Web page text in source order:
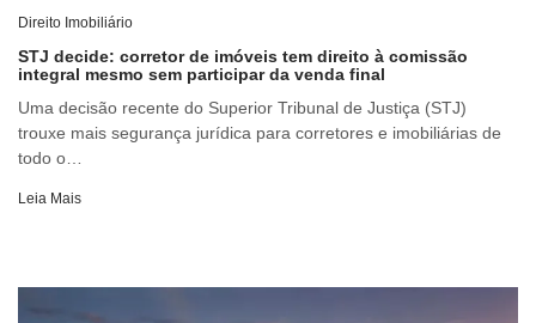
Direito Imobiliário
STJ decide: corretor de imóveis tem direito à comissão
integral mesmo sem participar da venda final
Uma decisão recente do Superior Tribunal de Justiça (STJ)
trouxe mais segurança jurídica para corretores e imobiliárias de
todo o…
Leia Mais